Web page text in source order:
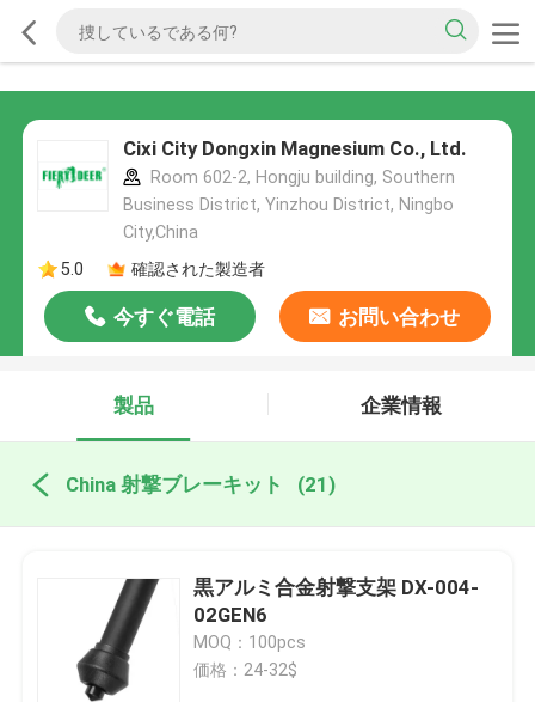
Cixi City Dongxin Magnesium Co., Ltd.
Room 602-2, Hongju building, Southern
Business District, Yinzhou District, Ningbo
City,China
5.0
確認された製造者
今すぐ電話 お問い合わせ
製品 企業情報
China 射撃ブレーキット (21)
黒アルミ合金射撃支架 DX-004-
02GEN6
MOQ：100pcs
価格：24-32$